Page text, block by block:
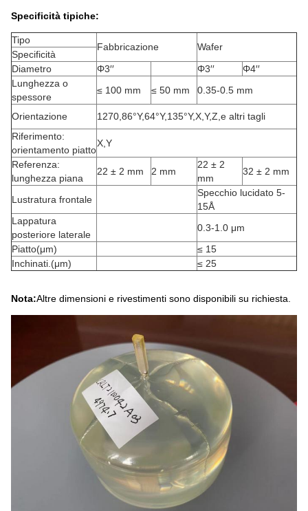
Specificità tipiche:
Tipo
Fabbricazione Wafer
Specificità
Diametro
Φ3′′ Φ3′′
Φ4′′
Lunghezza o
spessore
≤ 100 mm ≤ 50 mm 0.35-0.5 mm
Orientazione 1270,86°Y,64°Y,135°Y,X Y,Z e altri tagli
Riferimento:
orientamento piatto
X Y
Referenza:
lunghezza piana
22 ± 2 mm 2 mm
22 ± 2
mm
32 ± 2 mm
Lustratura frontale
Specchio lucidato 5-
15Å
Lappatura
posteriore laterale
0.3-1.0 μm
Piatto(μm)
≤ 15
Inchinati. (μm) ≤ 25
Nota:Altre dimensioni e rivestimenti sono disponibili su richiesta.